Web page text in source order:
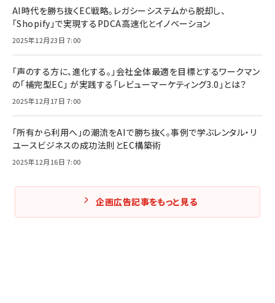
AI時代を勝ち抜くEC戦略。レガシーシステムから脱却し、
「Shopify」で実現するPDCA高速化とイノベーション
2025年12月23日 7:00
「声のする方に、進化する。」会社全体最適を目標とするワークマン
の「補完型EC」 が実践する「レビューマーケティング3.0」とは？
2025年12月17日 7:00
「所有から利用へ」の潮流をAIで勝ち抜く。事例で学ぶレンタル・リ
ユースビジネスの成功法則とEC構築術
2025年12月16日 7:00
企画広告記事をもっと見る